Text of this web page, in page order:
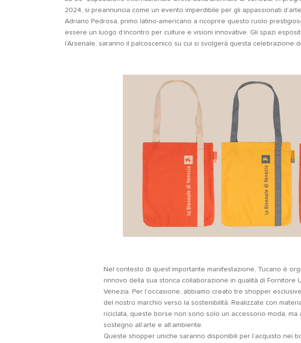
2024, si preannuncia come un evento imperdibile per gli appassionati
Adriano Pedrosa, primo latino-americano a ricoprire questo ruolo
essere un luogo d’incontro per culture e visioni innovative. Gli spazi
l’Arsenale, saranno il palcoscenico su cui si svolgerà questa celebrazione
Nel contesto di quest’importante manifestazione, Tucano è
rinnovo della sua storica collaborazione in qualità di Fornitore
Venezia. Per l’occasione, abbiamo creato tre shopper
del nostro marchio verso la sostenibilità. Realizzate con
riciclata, queste borse non sono solo un accessorio moda, ma
sostegno all’arte e all’ambiente.
Queste shopper uniche saranno disponibili per l’acquisto nei